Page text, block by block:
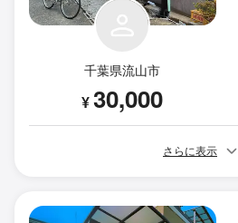
千葉県流山市
¥30,000
さらに表示